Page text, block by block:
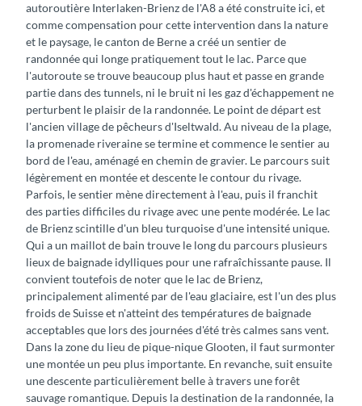
autoroutière Interlaken-Brienz de l'A8 a été construite ici, et
comme compensation pour cette intervention dans la nature
et le paysage, le canton de Berne a créé un sentier de
randonnée qui longe pratiquement tout le lac. Parce que
l'autoroute se trouve beaucoup plus haut et passe en grande
partie dans des tunnels, ni le bruit ni les gaz d'échappement ne
perturbent le plaisir de la randonnée. Le point de départ est
l'ancien village de pêcheurs d'Iseltwald. Au niveau de la plage,
la promenade riveraine se termine et commence le sentier au
bord de l'eau, aménagé en chemin de gravier. Le parcours suit
légèrement en montée et descente le contour du rivage.
Parfois, le sentier mène directement à l'eau, puis il franchit
des parties difficiles du rivage avec une pente modérée. Le lac
de Brienz scintille d'un bleu turquoise d'une intensité unique.
Qui a un maillot de bain trouve le long du parcours plusieurs
lieux de baignade idylliques pour une rafraîchissante pause. Il
convient toutefois de noter que le lac de Brienz,
principalement alimenté par de l'eau glaciaire, est l'un des plus
froids de Suisse et n'atteint des températures de baignade
acceptables que lors des journées d'été très calmes sans vent.
Dans la zone du lieu de pique-nique Glooten, il faut surmonter
une montée un peu plus importante. En revanche, suit ensuite
une descente particulièrement belle à travers une forêt
sauvage romantique. Depuis la destination de la randonnée, la